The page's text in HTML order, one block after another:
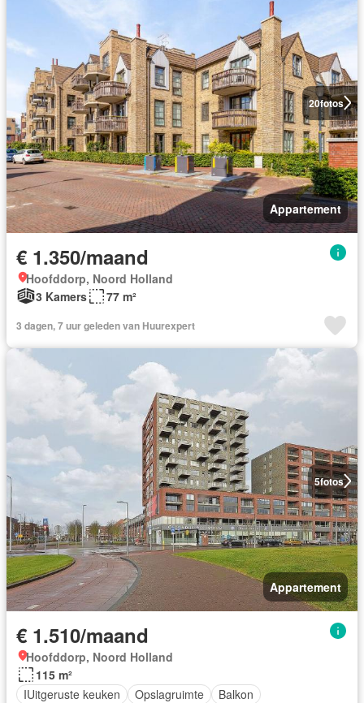
20fotos
Appartement
€ 1.350/maand
Hoofddorp, Noord Holland
3 Kamers
77 m²
3 dagen, 7 uur geleden van Huurexpert
5fotos
Appartement
€ 1.510/maand
Hoofddorp, Noord Holland
115 m²
IUitgeruste keuken
Opslagruimte Balkon